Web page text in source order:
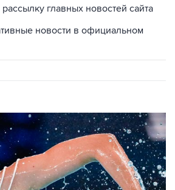
главных новостей сайта
новости в официальном